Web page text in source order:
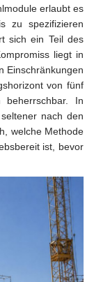
erlaubt es
zu spezifizieren
sich ein Teil des
liegt in
Einschränkungen
von fünf
In
nach den
welche Methode
ist, bevor